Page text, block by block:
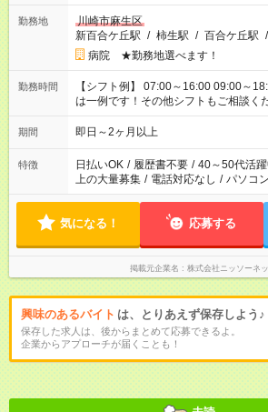
勤務地
川崎市麻生区
新百合ケ丘駅 / 柿生駅 / 百合ケ丘駅 /
病院 ★勤務地選べます！
勤務時間
【シフト例】 07:00～16:00 09:00～18:00
は一例です！その他シフトもご相談く
期間 即日～2ヶ月以上
特徴 日払いOK / 履歴書不要 / 40～50代活
上の大量募集 / 電話対応なし / パソコ
気になる！ 応募する
掲載元企業名 株式会社ニッソーネ
興味のあるバイト は、とりあえず保存しよう♪
保存した求人は、後からまとめて応募できるよ。
企業からアプローチが届くことも！